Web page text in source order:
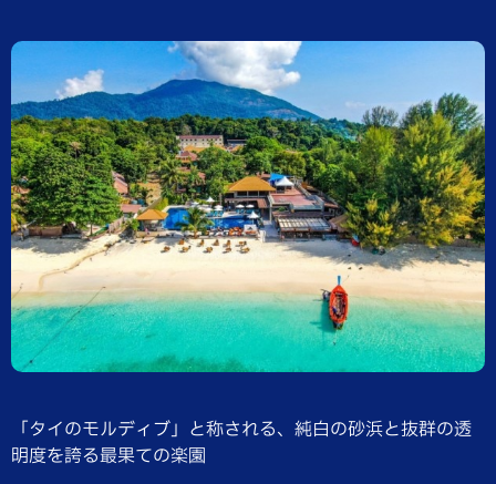
「タイのモルディブ」と称される、純白の砂浜と抜群の透
明度を誇る最果ての楽園